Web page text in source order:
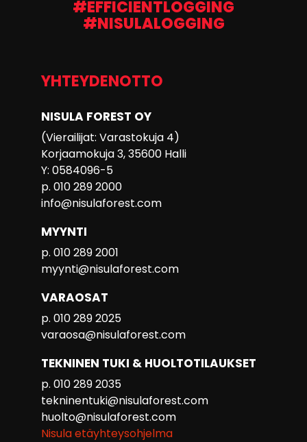
#EFFICIENTLOGGING
#NISULALOGGING
YHTEYDENOTTO
NISULA FOREST OY
(Vierailijat: Varastokuja 4)
Korjaamokuja 3, 35600 Halli
Y: 0584096-5
p. 010 289 2000
info@nisulaforest.com
MYYNTI
p. 010 289 2001
myynti@nisulaforest.com
VARAOSAT
p. 010 289 2025
varaosa@nisulaforest.com
TEKNINEN TUKI & HUOLTOTILAUKSET
p. 010 289 2035
tekninentuki@nisulaforest.com
huolto@nisulaforest.com
Nisula etäyhteysohjelma